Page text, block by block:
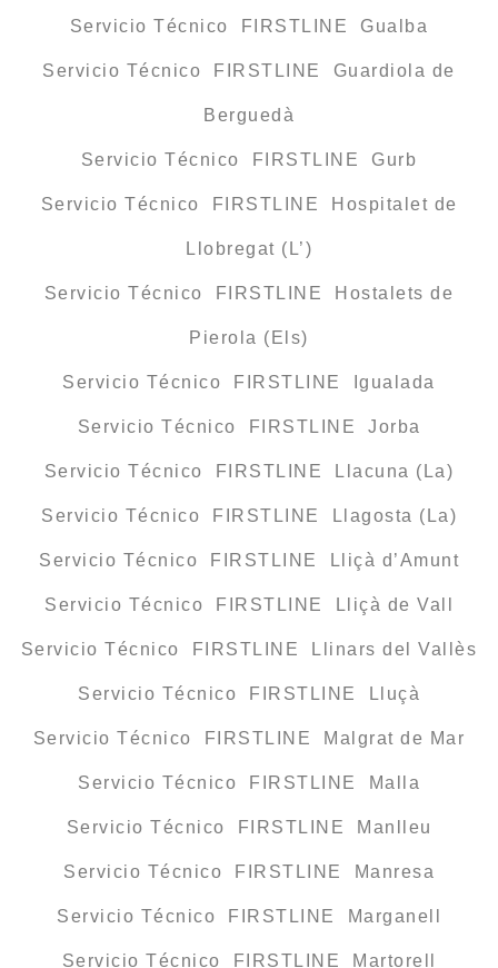
Servicio Técnico FIRSTLINE Gualba
Servicio Técnico FIRSTLINE Guardiola de
Berguedà
Servicio Técnico FIRSTLINE Gurb
Servicio Técnico FIRSTLINE Hospitalet de
Llobregat (L’)
Servicio Técnico FIRSTLINE Hostalets de
Pierola (Els)
Servicio Técnico FIRSTLINE Igualada
Servicio Técnico FIRSTLINE Jorba
Servicio Técnico FIRSTLINE Llacuna (La)
Servicio Técnico FIRSTLINE Llagosta (La)
Servicio Técnico FIRSTLINE Lliçà d’Amunt
Servicio Técnico FIRSTLINE Lliçà de Vall
Servicio Técnico FIRSTLINE Llinars del Vallès
Servicio Técnico FIRSTLINE Lluçà
Servicio Técnico FIRSTLINE Malgrat de Mar
Servicio Técnico FIRSTLINE Malla
Servicio Técnico FIRSTLINE Manlleu
Servicio Técnico FIRSTLINE Manresa
Servicio Técnico FIRSTLINE Marganell
Servicio Técnico FIRSTLINE Martorell